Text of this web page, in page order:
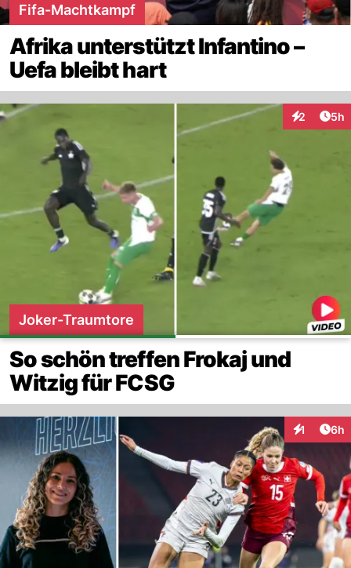
Fifa-Machtkampf
Afrika unterstützt Infantino –
Uefa bleibt hart
2 5h
Joker-Traumtore
So schön treffen Frokaj und
Witzig für FCSG
1 6h